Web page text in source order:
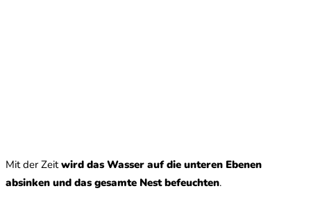
Mit der Zeitwird das Wasser auf die unteren Ebenen
absinken und das gesamte Nest befeuchten.